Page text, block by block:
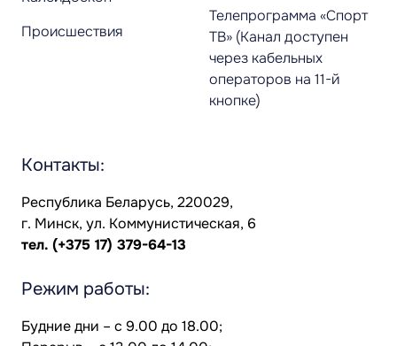
Происшествия
Телепрограмма «Спорт
ТВ» (Канал доступен
через кабельных
операторов на 11-й
кнопке)
Контакты:
Республика Беларусь, 220029,
г. Минск, ул. Коммунистическая, 6
тел. (+375 17) 379-64-13
Режим работы:
Будние дни – с 9.00 до 18.00;